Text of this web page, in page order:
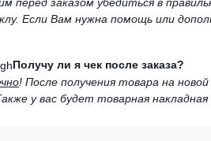
перед заказом убедиться в
Если Вам нужна помощь или
Получу ли я чек после заказа?
! После получения товара на
у вас будет товарная